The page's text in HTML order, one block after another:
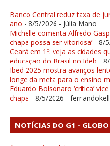
Banco Central reduz taxa de
ano - 8/5/2026 - Júlia Mano
Michelle comenta Alfredo
chapa possa ser vitoriosa’ - 8/
Ceará em 1º: veja as cidades
educação do Brasil no Ideb -
Ibed 2025 mostra avanços
longe da meta para o ensino
Eduardo Bolsonaro ‘critica’
chapa - 8/5/2026 -
NOTÍCIAS DO G1 - GLOBO